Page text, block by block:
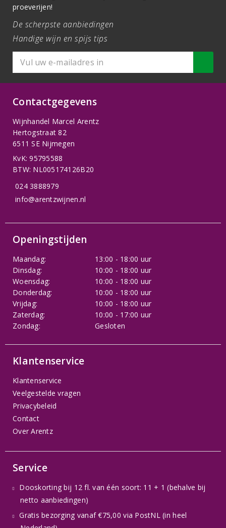
proeverijen!
De scherpste aanbiedingen
Handige wijn en spijs tips
Contactgegevens
Wijnhandel Marcel Arentz
Hertogstraat 82
6511 SE Nijmegen
KvK: 95795588
BTW: NL005174126B20
024 3888979
info@arentzwijnen.nl
Openingstijden
Maandag:
13:00 - 18:00 uur
Dinsdag:
10:00 - 18:00 uur
Woensdag:
10:00 - 18:00 uur
Donderdag:
10:00 - 18:00 uur
Vrijdag:
10:00 - 18:00 uur
Zaterdag:
10:00 - 17:00 uur
Zondag:
Gesloten
Klantenservice
Klantenservice
Veelgestelde vragen
Privacybeleid
Contact
Over Arentz
Service
Dooskorting bij 12 fl. van één soort: 11 + 1 (behalve bij
netto aanbiedingen)
Gratis bezorging vanaf €75,00 via PostNL (in heel